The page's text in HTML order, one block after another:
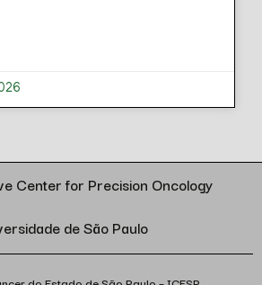
Center for Precision Oncology
de São Paulo